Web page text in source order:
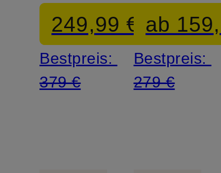
249,99 €
Bestpreis:
379 €
ab
Bestpreis:
279 €